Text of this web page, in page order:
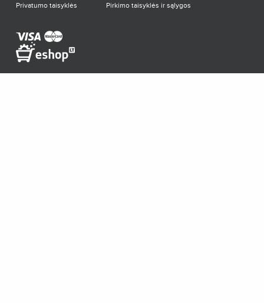
Privatumo taisyklės
Pirkimo taisyklės ir sąlygos